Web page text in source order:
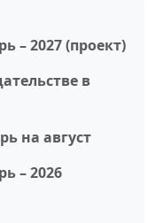
– 2027 (проект)
в
на август
– 2026